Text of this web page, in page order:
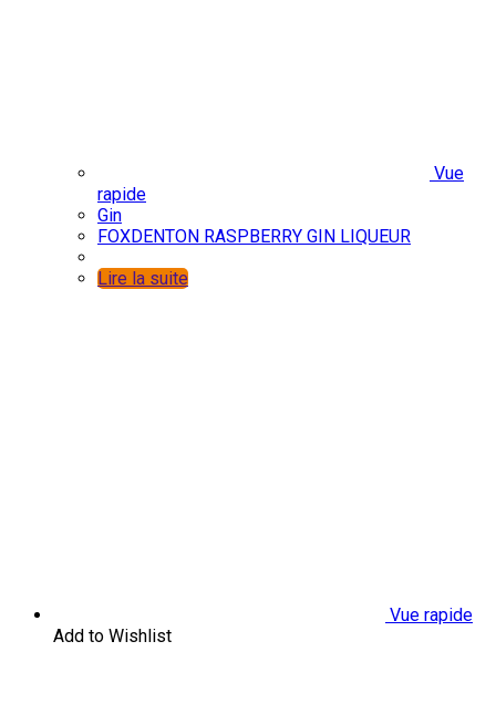
Vue
rapide
Gin
FOXDENTON RASPBERRY GIN LIQUEUR
Lire la suite
Vue rapide
Add to Wishlist